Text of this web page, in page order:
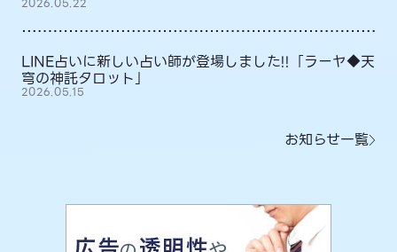
LINE占いに新しい占い師が登場しました!!「ラーヤ◆天
穹の神託タロット」
2026.05.15
お知らせ一覧